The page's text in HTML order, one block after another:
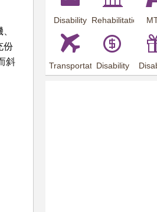
份
斜
Disability
Employment
Rehabilitation
Transportation
Arrangements
Disability
Allowance